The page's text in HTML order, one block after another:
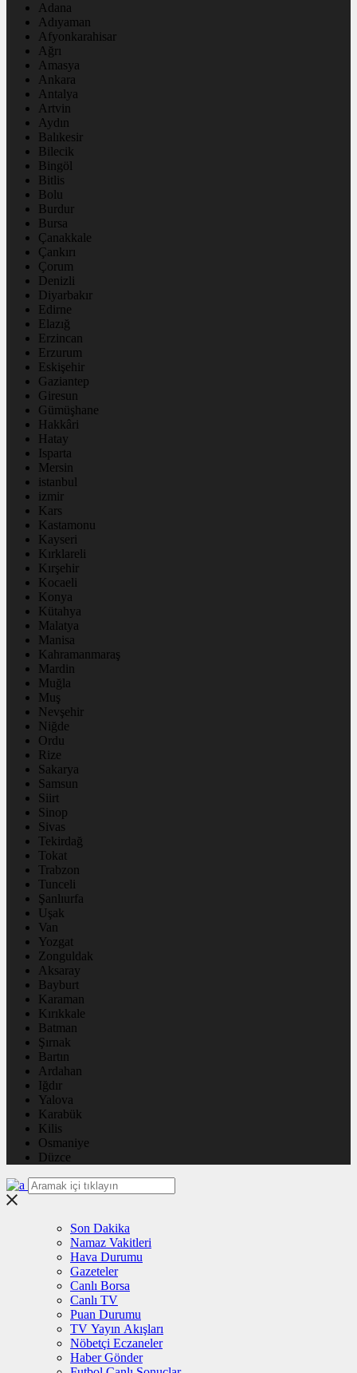
Adana
Adıyaman
Afyonkarahisar
Ağrı
Amasya
Ankara
Antalya
Artvin
Aydın
Balıkesir
Bilecik
Bingöl
Bitlis
Bolu
Burdur
Bursa
Çanakkale
Çankırı
Çorum
Denizli
Diyarbakır
Edirne
Elazığ
Erzincan
Erzurum
Eskişehir
Gaziantep
Giresun
Gümüşhane
Hakkâri
Hatay
Isparta
Mersin
istanbul
izmir
Kars
Kastamonu
Kayseri
Kırklareli
Kırşehir
Kocaeli
Konya
Kütahya
Malatya
Manisa
Kahramanmaraş
Mardin
Muğla
Muş
Nevşehir
Niğde
Ordu
Rize
Sakarya
Samsun
Siirt
Sinop
Sivas
Tekirdağ
Tokat
Trabzon
Tunceli
Şanlıurfa
Uşak
Van
Yozgat
Zonguldak
Aksaray
Bayburt
Karaman
Kırıkkale
Batman
Şırnak
Bartın
Ardahan
Iğdır
Yalova
Karabük
Kilis
Osmaniye
Düzce
Son Dakika
Namaz Vakitleri
Hava Durumu
Gazeteler
Canlı Borsa
Canlı TV
Puan Durumu
TV Yayın Akışları
Nöbetçi Eczaneler
Haber Gönder